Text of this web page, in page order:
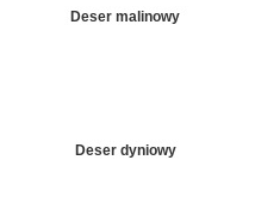
Deser malinowy
Deser dyniowy